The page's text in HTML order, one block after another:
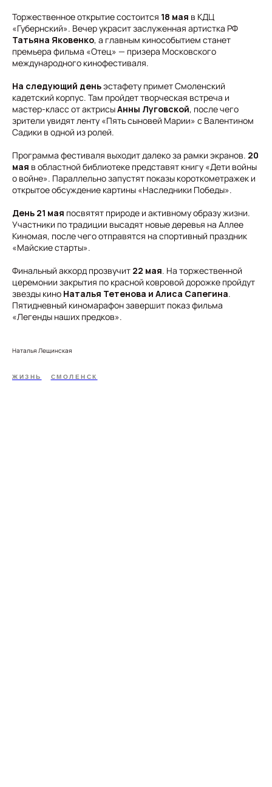
Торжественное открытие состоится 18 мая в КДЦ
«Губернский». Вечер украсит заслуженная артистка РФ
Татьяна Яковенко, а главным кинособытием станет
премьера фильма «Отец» — призера Московского
международного кинофестиваля.
На следующий деньэстафету примет Смоленский
кадетский корпус. Там пройдет творческая встреча и
мастер-класс от актрисыАнны Луговской, после чего
зрители увидят ленту «Пять сыновей Марии» с Валентином
Садики в одной из ролей.
Программа фестиваля выходит далеко за рамки экранов. 20
мая в областной библиотеке представят книгу «Дети войны
о войне». Параллельно запустят показы короткометражек и
открытое обсуждение картины «Наследники Победы».
День 21 мая посвятят природе и активному образу жизни.
Участники по традиции высадят новые деревья на Аллее
Киномая, после чего отправятся на спортивный праздник
«Майские старты».
Финальный аккорд прозвучит 22 мая. На торжественной
церемонии закрытия по красной ковровой дорожке пройдут
звезды кино Наталья Тетенова и Алиса Сапегина.
Пятидневный киномарафон завершит показ фильма
«Легенды наших предков».
Наталья Лещинская
ЖИЗНЬ СМОЛЕНСК